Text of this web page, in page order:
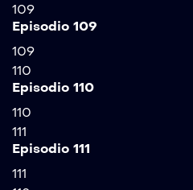
109
Episodio 109
109
110
Episodio 110
110
111
Episodio 111
111